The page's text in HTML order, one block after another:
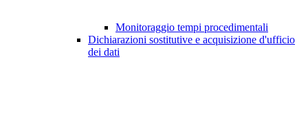
Monitoraggio tempi procedimentali
Dichiarazioni sostitutive e acquisizione d'ufficio
dei dati